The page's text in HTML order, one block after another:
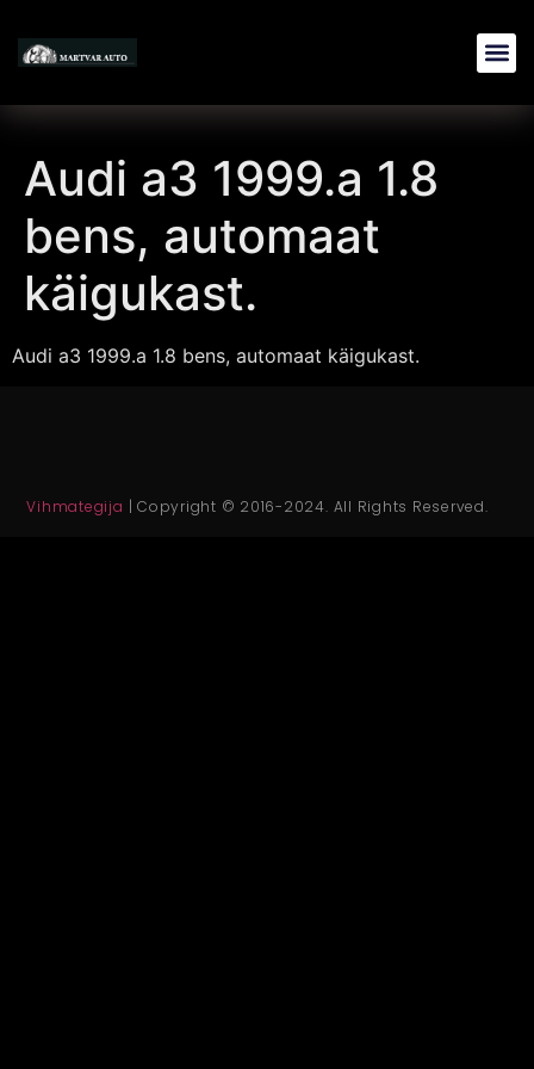
Audi a3 1999.a 1.8
bens, automaat
käigukast.
Audi a3 1999.a 1.8 bens, automaat käigukast.
Vihmategija | Copyright © 2016-2024. All Rights Reserved.